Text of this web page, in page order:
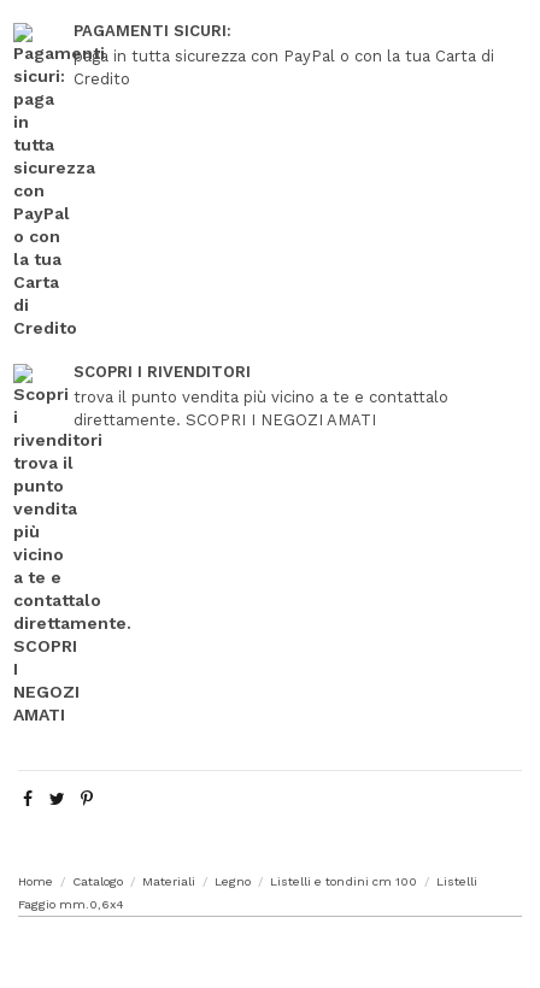
PAGAMENTI SICURI:
paga in tutta sicurezza con PayPal o con la tua Carta di
Credito
SCOPRI I RIVENDITORI
trova il punto vendita più vicino a te e contattalo
direttamente. SCOPRI I NEGOZI AMATI
Home Catalogo Materiali Legno Listelli e tondini cm 100
Listelli
Faggio mm.0,6x4